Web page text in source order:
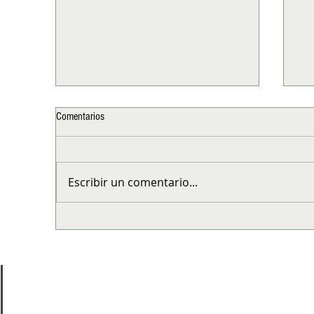
Comentarios
Escribir un comentario...